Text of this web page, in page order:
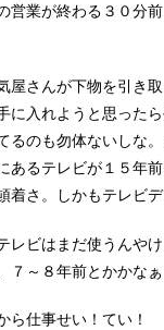
営業が終わる３０分
屋さんが下物を引き
に入れようと思った
るのも勿体ないしな
あるテレビが１５年
着さ。しかもテレビデ
レビはまだ使うんや
７～８年前とかかなぁ
ら仕事せい！てい！